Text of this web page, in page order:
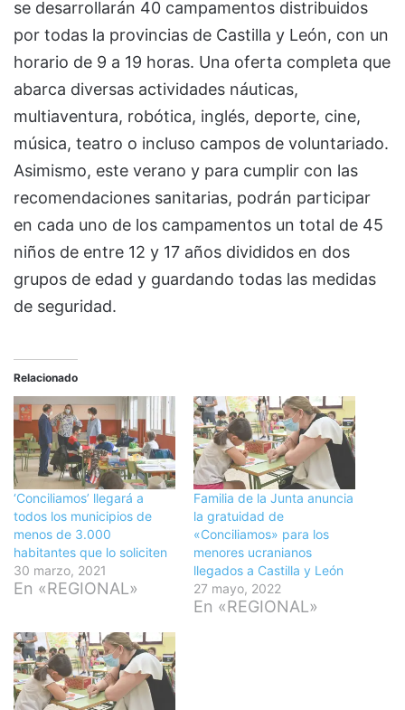
se desarrollarán 40 campamentos distribuidos
por todas la provincias de Castilla y León, con un
horario de 9 a 19 horas. Una oferta completa que
abarca diversas actividades náuticas,
multiaventura, robótica, inglés, deporte, cine,
música, teatro o incluso campos de voluntariado.
Asimismo, este verano y para cumplir con las
recomendaciones sanitarias, podrán participar
en cada uno de los campamentos un total de 45
niños de entre 12 y 17 años divididos en dos
grupos de edad y guardando todas las medidas
de seguridad.
Relacionado
‘Conciliamos’ llegará a
todos los municipios de
menos de 3.000
habitantes que lo soliciten
30 marzo, 2021
En «REGIONAL»
Familia de la Junta anuncia
la gratuidad de
«Conciliamos» para los
menores ucranianos
llegados a Castilla y León
27 mayo, 2022
En «REGIONAL»